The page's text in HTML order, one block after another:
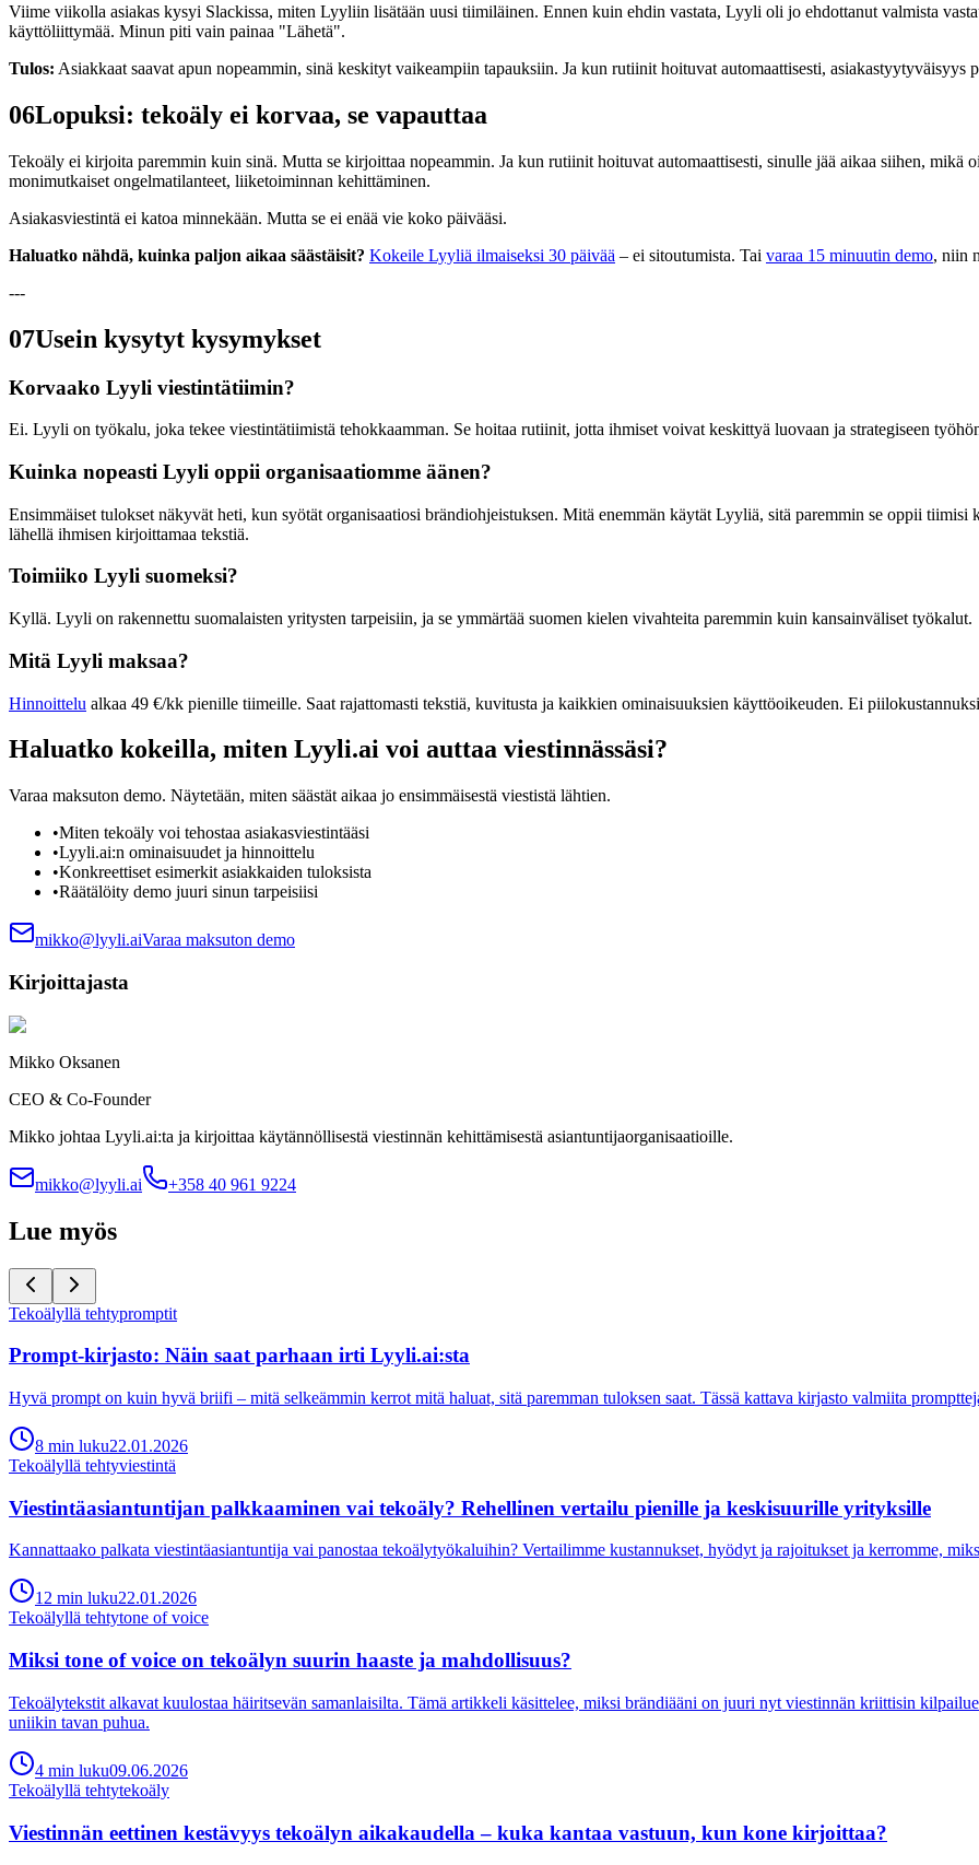
Viime viikolla asiakas kysyi Slackissa, miten Lyyliin lisätään uusi tiimiläinen. Ennen kuin ehdin vastata, Lyyli oli jo ehdottanut valmista
käyttöliittymää. Minun piti vain painaa "Lähetä".
Tulos: Asiakkaat saavat apun nopeammin, sinä keskityt vaikeampiin tapauksiin. Ja kun rutiinit hoituvat automaattisesti, asiakastyytyväisyys
06Lopuksi: tekoäly ei korvaa, se vapauttaa
Tekoäly ei kirjoita paremmin kuin sinä. Mutta se kirjoittaa nopeammin. Ja kun rutiinit hoituvat automaattisesti, sinulle jää aikaa siihen, mikä
monimutkaiset ongelmatilanteet, liiketoiminnan kehittäminen.
Asiakasviestintä ei katoa minnekään. Mutta se ei enää vie koko päivääsi.
Haluatko nähdä, kuinka paljon aikaa säästäisit? Kokeile Lyyliä ilmaiseksi 30 päivää – ei sitoutumista. Tai varaa 15 minuutin demo, niin
---
07Usein kysytyt kysymykset
Korvaako Lyyli viestintätiimin?
Ei. Lyyli on työkalu, joka tekee viestintätiimistä tehokkaamman. Se hoitaa rutiinit, jotta ihmiset voivat keskittyä luovaan ja strategiseen
Kuinka nopeasti Lyyli oppii organisaatiomme äänen?
Ensimmäiset tulokset näkyvät heti, kun syötät organisaatiosi brändiohjeistuksen. Mitä enemmän käytät Lyyliä, sitä paremmin se oppii
lähellä ihmisen kirjoittamaa tekstiä.
Toimiiko Lyyli suomeksi?
Kyllä. Lyyli on rakennettu suomalaisten yritysten tarpeisiin, ja se ymmärtää suomen kielen vivahteita paremmin kuin kansainväliset työkalut.
Mitä Lyyli maksaa?
Hinnoittelu alkaa 49 €/kk pienille tiimeille. Saat rajattomasti tekstiä, kuvitusta ja kaikkien ominaisuuksien käyttöoikeuden. Ei
Haluatko kokeilla, miten Lyyli.ai voi auttaa viestinnässäsi?
Varaa maksuton demo. Näytetään, miten säästät aikaa jo ensimmäisestä viestistä lähtien.
•Miten tekoäly voi tehostaa asiakasviestintääsi
•Lyyli.ai:n ominaisuudet ja hinnoittelu
•Konkreettiset esimerkit asiakkaiden tuloksista
•Räätälöity demo juuri sinun tarpeisiisi
mikko@lyyli.aiVaraa maksuton demo
Kirjoittajasta
Mikko Oksanen
CEO & Co-Founder
Mikko johtaa Lyyli.ai:ta ja kirjoittaa käytännöllisestä viestinnän kehittämisestä asiantuntijaorganisaatioille.
mikko@lyyli.ai +358 40 961 9224
Lue myös
Tekoälyllä tehtypromptit
Prompt-kirjasto: Näin saat parhaan irti Lyyli.ai:sta
Hyvä prompt on kuin hyvä briifi – mitä selkeämmin kerrot mitä haluat, sitä paremman tuloksen saat. Tässä kattava kirjasto valmiita
8 min luku22.01.2026
Tekoälyllä tehtyviestintä
Viestintäasiantuntijan palkkaaminen vai tekoäly? Rehellinen vertailu pienille ja keskisuurille yrityksille
Kannattaako palkata viestintäasiantuntija vai panostaa tekoälytyökaluihin? Vertailimme kustannukset, hyödyt ja rajoitukset ja kerromme,
12 min luku22.01.2026
Tekoälyllä tehtytone of voice
Miksi tone of voice on tekoälyn suurin haaste ja mahdollisuus?
Tekoälytekstit alkavat kuulostaa häiritsevän samanlaisilta. Tämä artikkeli käsittelee, miksi brändiääni on juuri nyt viestinnän kriittisin
uniikin tavan puhua.
4 min luku09.06.2026
Tekoälyllä tehtytekoäly
Viestinnän eettinen kestävyys tekoälyn aikakaudella – kuka kantaa vastuun, kun kone kirjoittaa?